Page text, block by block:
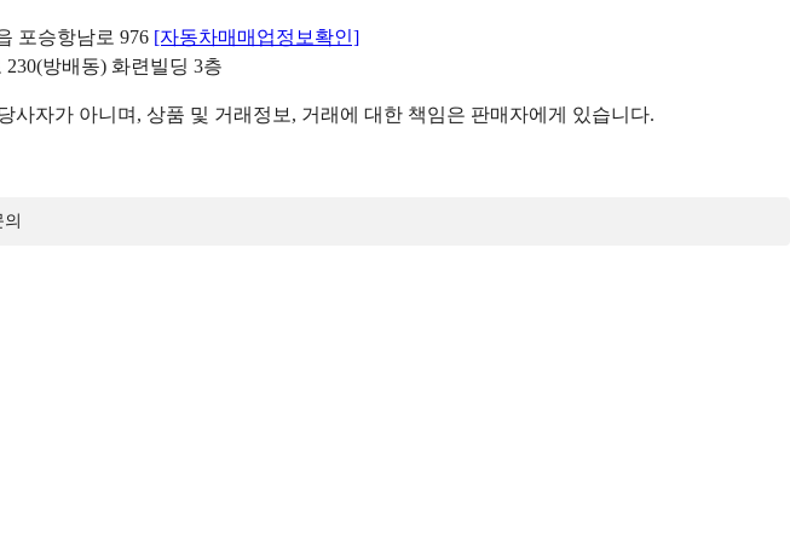
포승항남로 976 [자동차매매업정보확인]
방배동) 화련빌딩 3층
자가 아니며, 상품 및 거래정보, 거래에 대한 책임은 판매자에게 있습니다.